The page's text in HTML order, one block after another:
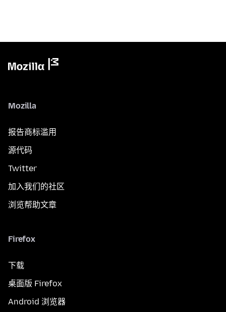
Mozilla
报告商标滥用
源代码
Twitter
加入我们的社区
浏览帮助文章
Firefox
下载
桌面版 Firefox
Android 浏览器